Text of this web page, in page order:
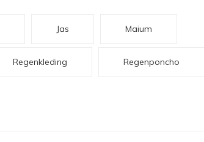
Jas Maium
Regenkleding Regenponcho